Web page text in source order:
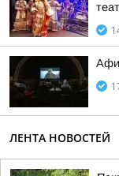
ЛЕНТА НОВОСТЕЙ